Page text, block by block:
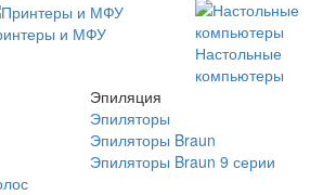
и МФУ
Настольные
компьютеры
Эпиляция
Эпиляторы
Эпиляторы Braun
Эпиляторы Braun 9 серии